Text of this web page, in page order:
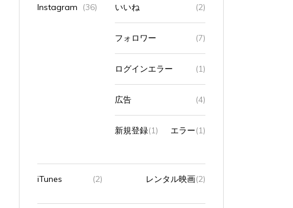
Instagram (36) いいね (2)
フォロワー (7)
ログインエラー (1)
広告 (4)
新規登録(1) エラー(1)
iTunes (2) レンタル映画(2)